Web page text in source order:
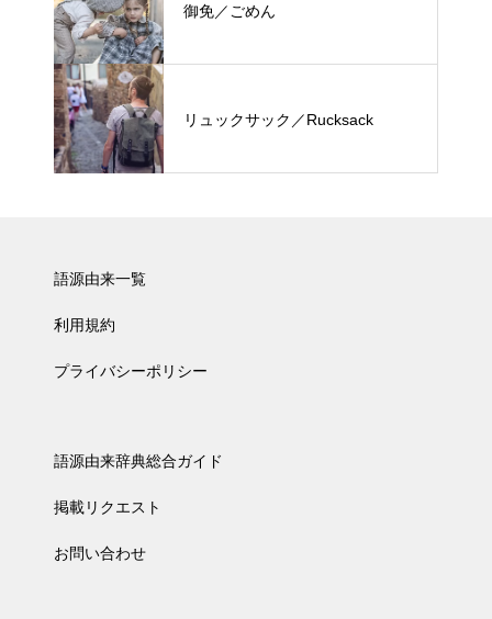
御免／ごめん
リュックサック／Rucksack
語源由来一覧
利用規約
プライバシーポリシー
語源由来辞典総合ガイド
掲載リクエスト
お問い合わせ